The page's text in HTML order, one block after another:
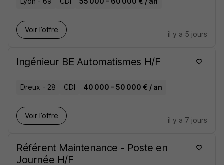
Voir l’offre
il y a 5 jours
Ingénieur BE Automatismes H/F
Dreux - 28 CDI 40 000 - 50 000 € / an
Voir l’offre
il y a 7 jours
Référent Maintenance - Poste en
Journée H/F